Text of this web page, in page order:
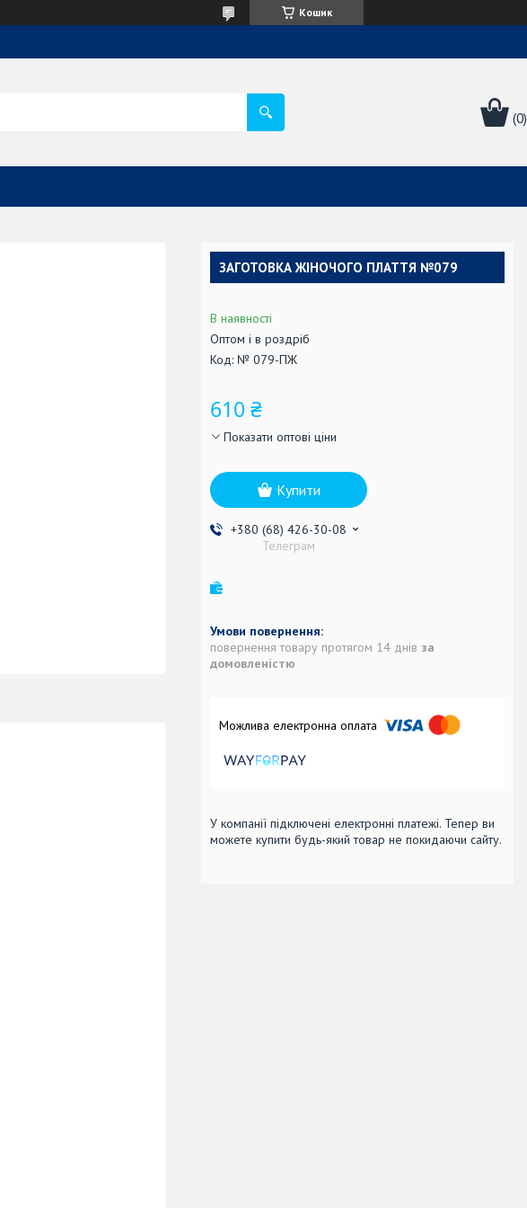
Кошик
ЗАГОТОВКА ЖІНОЧОГО ПЛАТТЯ №079
В наявності
Оптом і в роздріб
Код: № 079-ПЖ
610 ₴
Показати оптові ціни
Купити
+380 (68) 426-30-08
Телеграм
повернення товару протягом 14 днів за
домовленістю
У компанії підключені електронні платежі. Тепер ви
можете купити будь-який товар не покидаючи сайту.